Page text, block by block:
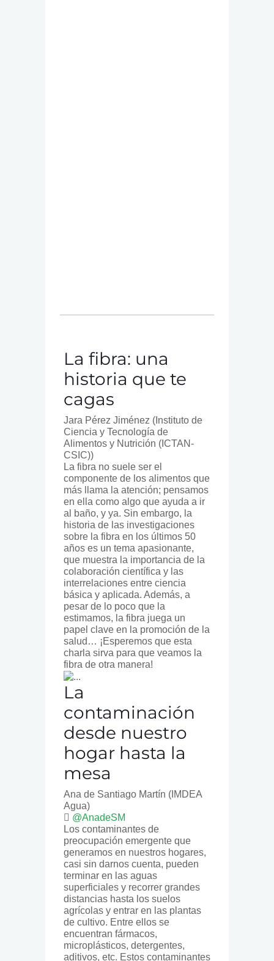
La fibra: una
historia que te
cagas
Jara Pérez Jiménez (Instituto de
Ciencia y Tecnología de
Alimentos y Nutrición (ICTAN-
CSIC))
La fibra no suele ser el
componente de los alimentos que
más llama la atención; pensamos
en ella como algo que ayuda a ir
al baño, y ya. Sin embargo, la
historia de las investigaciones
sobre la fibra en los últimos 50
años es un tema apasionante,
que muestra la importancia de la
colaboración científica y las
interrelaciones entre ciencia
básica y aplicada. Además, a
pesar de lo poco que la
estimamos, la fibra juega un
papel clave en la promoción de la
salud… ¡Esperemos que esta
charla sirva para que veamos la
fibra de otra manera!
La
contaminación
desde nuestro
hogar hasta la
mesa
Ana de Santiago Martín (IMDEA
Agua)
@AnadeSM
Los contaminantes de
preocupación emergente que
generamos en nuestros hogares,
casi sin darnos cuenta, pueden
terminar en las aguas
superficiales y recorrer grandes
distancias hasta los suelos
agrícolas y entrar en las plantas
de cultivo. Entre ellos se
encuentran fármacos,
microplásticos, detergentes,
aditivos, etc. Estos contaminantes